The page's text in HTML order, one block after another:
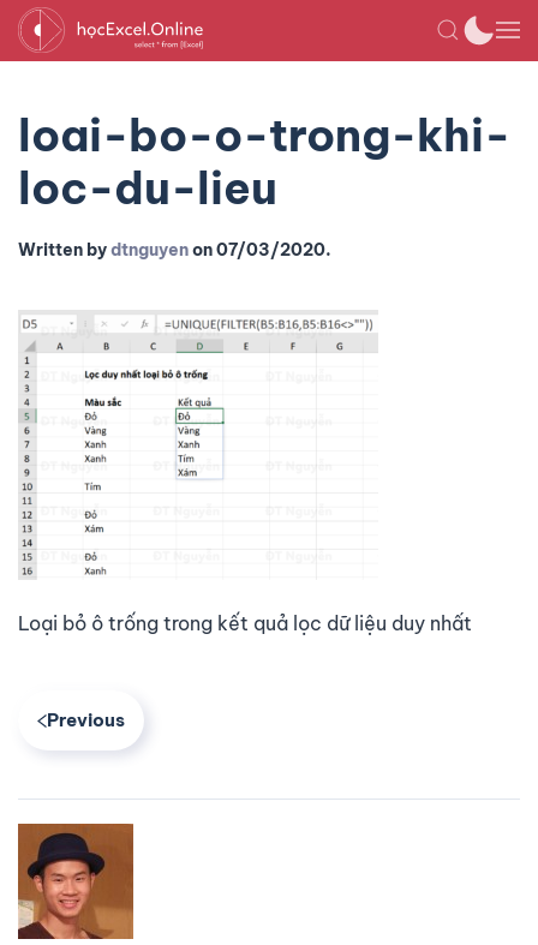
loai-bo-o-trong-khi-
loc-du-lieu
Written bydtnguyenon07/03/2020.
Loại bỏ ô trống trong kết quả lọc dữ liệu duy nhất
Previous